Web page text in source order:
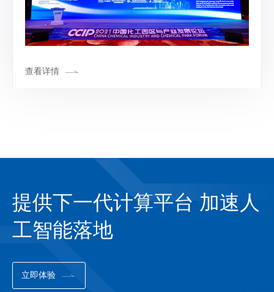
查看详情
提供下一代计算平台 加速人
工智能落地
立即体验